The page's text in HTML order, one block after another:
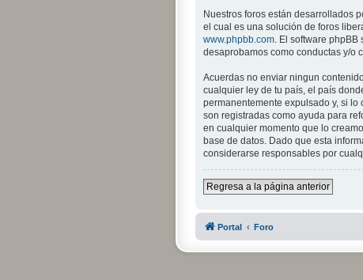
Nuestros foros están desarrollados
el cual es una solución de foros
www.phpbb.com . El software
desaprobamos como conductas y/o
Acuerdas no enviar ningun
cualquier ley de tu país, el país
permanentemente expulsado y, si
son registradas como ayuda para
en cualquier momento que lo
base de datos. Dado que esta
considerarse responsables por
Regresa a la página anterior
Portal Foro